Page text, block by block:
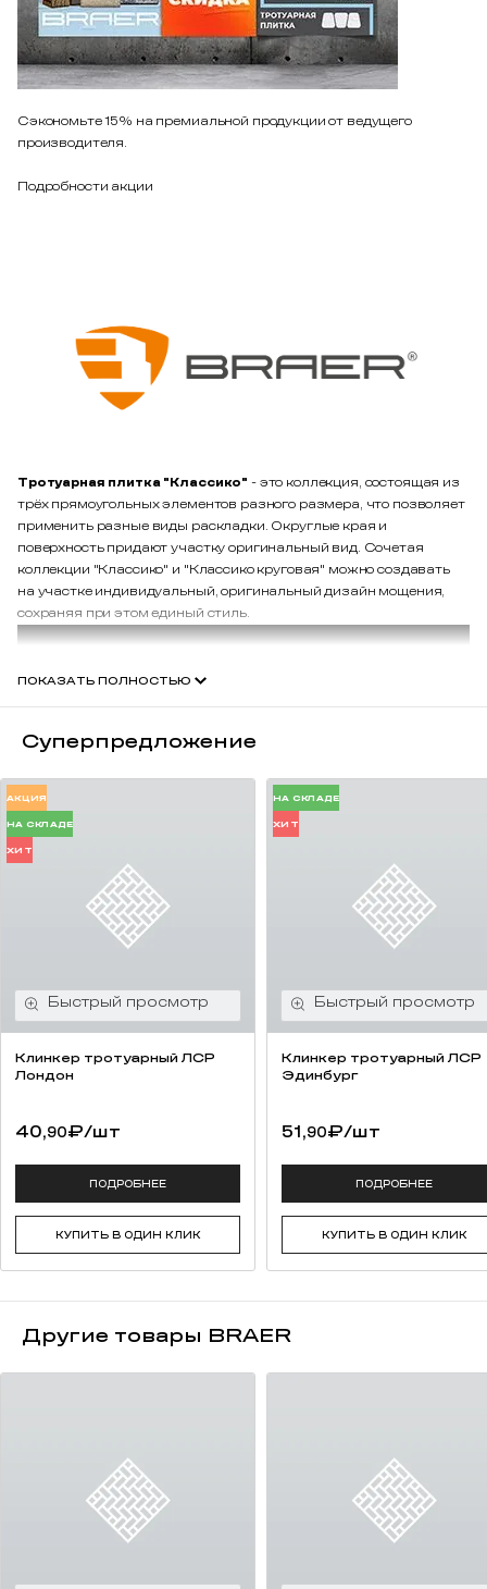
Сэкономьте 15% на премиальной продукции от ведущего
производителя.
Подробности акции
Тротуарная плитка "Классико" - это коллекция, состоящая из
трёх прямоугольных элементов разного размера, что позволяет
применить разные виды раскладки. Округлые края и
поверхность придают участку оригинальный вид. Сочетая
коллекции "Классико" и "Классико круговая" можно создавать
на участке индивидуальный, оригинальный дизайн мощения,
сохраняя при этом единый стиль.
ПОКАЗАТЬ ПОЛНОСТЬЮ
Суперпредложение
АКЦИЯ
НА СКЛАДЕ
ХИТ
Клинкер тротуарный ЛСР
Лондон
40,90₽/шт
ПОДРОБНЕЕ
КУПИТЬ В ОДИН КЛИК
НА СКЛАДЕ
ХИТ
Клинкер тротуарный ЛСР
Эдинбург
51,90₽/шт
ПОДРОБНЕЕ
КУПИТЬ В ОДИН КЛИК
Другие товары BRAER